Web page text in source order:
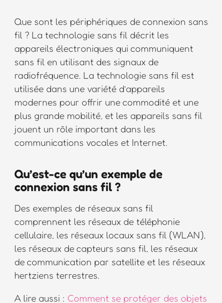
Que sont les périphériques de connexion sans
fil ? La technologie sans fil décrit les
appareils électroniques qui communiquent
sans fil en utilisant des signaux de
radiofréquence. La technologie sans fil est
utilisée dans une variété d’appareils
modernes pour offrir une commodité et une
plus grande mobilité, et les appareils sans fil
jouent un rôle important dans les
communications vocales et Internet.
Qu’est-ce qu’un exemple de
connexion sans fil ?
Des exemples de réseaux sans fil
comprennent les réseaux de téléphonie
cellulaire, les réseaux locaux sans fil (WLAN),
les réseaux de capteurs sans fil, les réseaux
de communication par satellite et les réseaux
hertziens terrestres.
A lire aussi : Comment se protéger des objets